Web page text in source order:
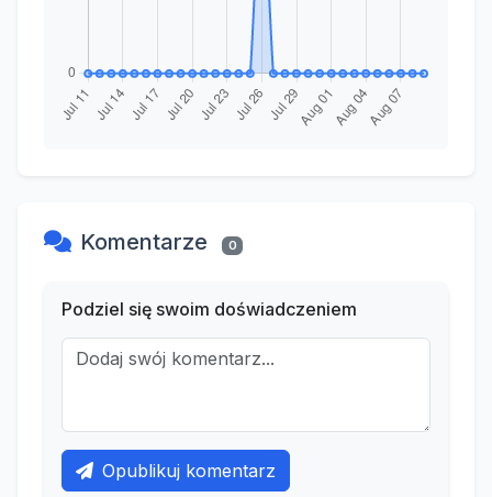
Komentarze 0
Podziel się swoim doświadczeniem
Opublikuj komentarz